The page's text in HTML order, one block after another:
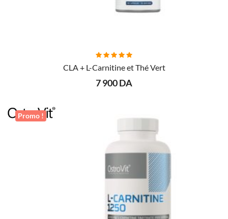
AJOUTER AU PANIER
CLA + L-Carnitine et Thé Vert
7 900 DA
Promo !